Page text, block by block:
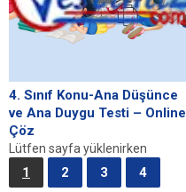
4. Sınıf Konu-Ana Düşünce
ve Ana Duygu Testi – Online
Çöz
Lütfen sayfa yüklenirken
bekleyiniz, tarayıcınızda
javascript desteğinin etkin
1 2 3 4